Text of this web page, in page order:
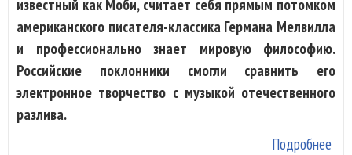
известный как Моби, считает себя прямым потомком
американского писателя-классика Германа Мелвилла
и профессионально знает мировую философию.
Российские поклонники смогли сравнить его
электронное творчество с музыкой отечественного
разлива.
Подробнее